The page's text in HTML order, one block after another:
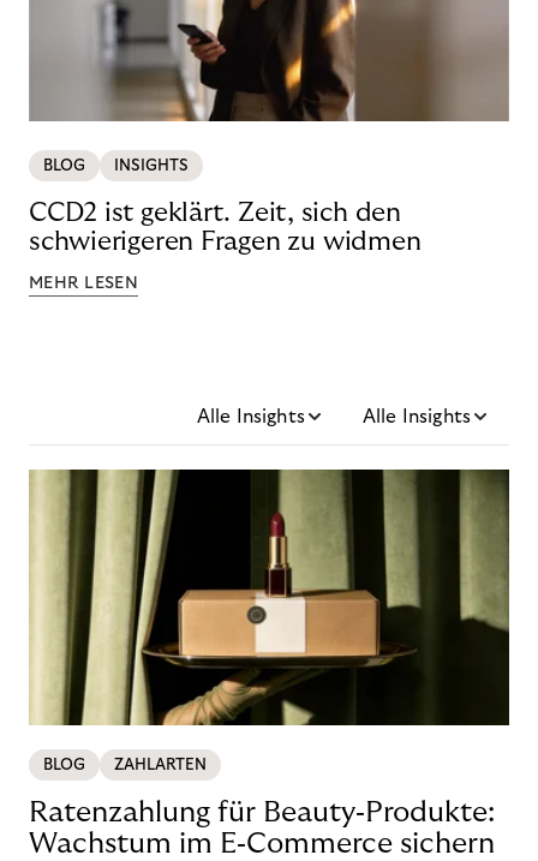
BLOG INSIGHTS
CCD2 ist geklärt. Zeit, sich den
schwierigeren Fragen zu widmen
MEHR LESEN
Alle Insights Alle Insights
BLOG ZAHLARTEN
Ratenzahlung für Beauty‑Produkte:
Wachstum im E‑Commerce sichern